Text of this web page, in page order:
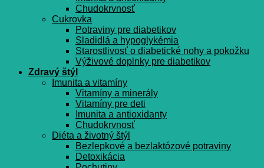
Chudokrvnosť
Cukrovka
Potraviny pre diabetikov
Sladidlá a hypoglykémia
Starostlivosť o diabetické nohy a pokožku
Výživové doplnky pre diabetikov
Zdravý štýl
Imunita a vitamíny
Vitamíny a minerály
Vitamíny pre deti
Imunita a antioxidanty
Chudokrvnosť
Diéta a životný štýl
Bezlepkové a bezlaktózové potraviny
Detoxikácia